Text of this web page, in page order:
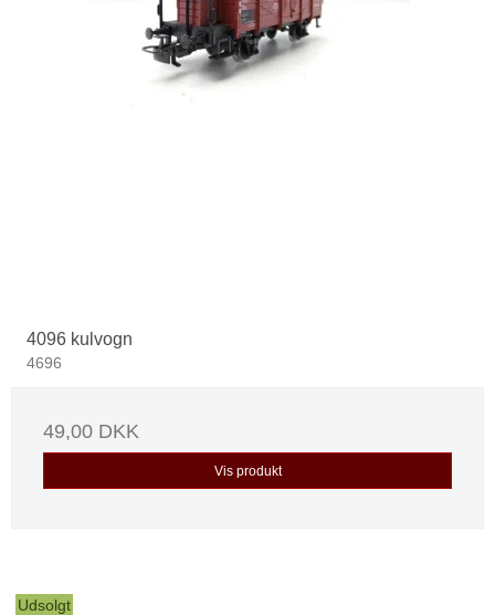
4096 kulvogn
4696
49,00 DKK
Vis produkt
Udsolgt